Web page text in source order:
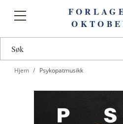
Toggle
Hjem Psykopatmusikk